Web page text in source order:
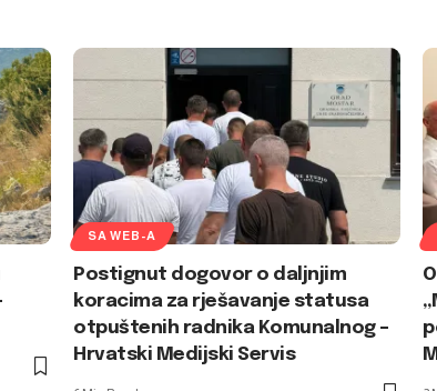
SA WEB-A
Postignut dogovor o daljnjim
koracima za rješavanje statusa
otpuštenih radnika Komunalnog –
Hrvatski Medijski Servis